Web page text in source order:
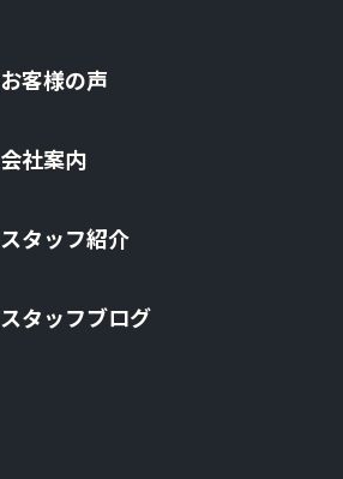
お客様の声
会社案内
スタッフ紹介
スタッフブログ